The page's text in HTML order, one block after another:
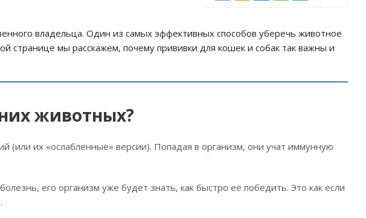
владельца. Один из самых эффективных способов уберечь животное
странице мы расскажем, почему прививки для кошек и собак так важны и
животных?
(или их «ослабленные» версии). Попадая в организм, они учат иммунную
его организм уже будет знать, как быстро ее победить. Это как если